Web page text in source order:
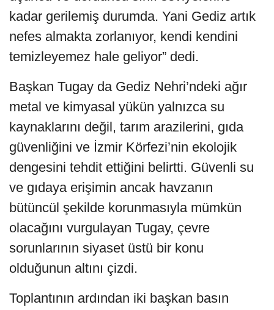
kadar gerilemiş durumda. Yani Gediz artık
nefes almakta zorlanıyor, kendi kendini
temizleyemez hale geliyor” dedi.
Başkan Tugay da Gediz Nehri’ndeki ağır
metal ve kimyasal yükün yalnızca su
kaynaklarını değil, tarım arazilerini, gıda
güvenliğini ve İzmir Körfezi’nin ekolojik
dengesini tehdit ettiğini belirtti. Güvenli su
ve gıdaya erişimin ancak havzanın
bütüncül şekilde korunmasıyla mümkün
olacağını vurgulayan Tugay, çevre
sorunlarının siyaset üstü bir konu
olduğunun altını çizdi.
Toplantının ardından iki başkan basın